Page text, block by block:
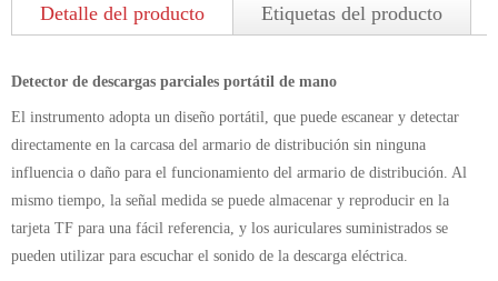
Detalle del producto Etiquetas del producto
Detector de descargas parciales portátil de mano
El instrumento adopta un diseño portátil, que puede escanear y detectar
directamente en la carcasa del armario de distribución sin ninguna
influencia o daño para el funcionamiento del armario de distribución. Al
mismo tiempo, la señal medida se puede almacenar y reproducir en la
tarjeta TF para una fácil referencia, y los auriculares suministrados se
pueden utilizar para escuchar el sonido de la descarga eléctrica.